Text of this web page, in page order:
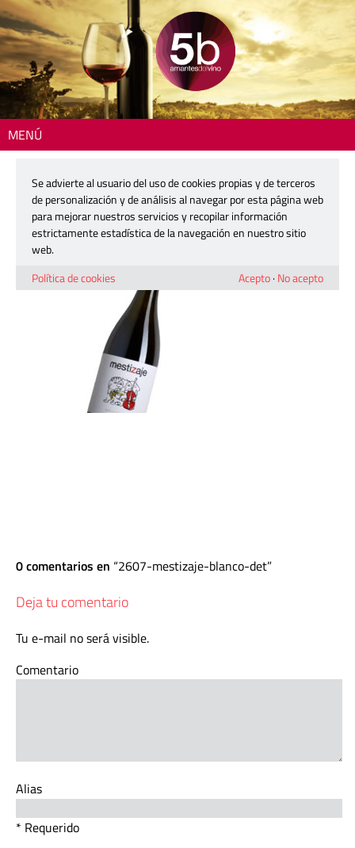
MENÚ
2607-mestizaje-blanco-det
18 mayo, 2026
0 comentarios en 2607-mestizaje-blanco-det
Deja tu comentario
Tu e-mail no será visible.
Comentario
Alias
* Requerido
Se advierte al usuario del uso de cookies propias y de terceros
de personalización y de análisis al navegar por esta página web
para mejorar nuestros servicios y recopilar información
estrictamente estadística de la navegación en nuestro sitio
web.
Política de cookies
Acepto· No acepto